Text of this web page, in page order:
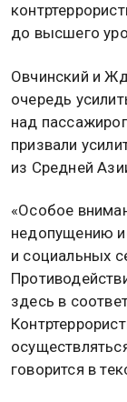
до высшего
Овчинский и
очередь
над
призвали
из Средней
«Особое
недопущению
и социальных
здесь в
говорится в